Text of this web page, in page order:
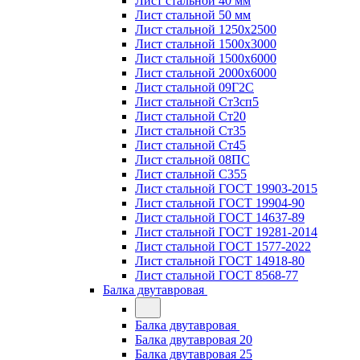
Лист стальной 50 мм
Лист стальной 1250х2500
Лист стальной 1500х3000
Лист стальной 1500х6000
Лист стальной 2000х6000
Лист стальной 09Г2С
Лист стальной Ст3сп5
Лист стальной Ст20
Лист стальной Ст35
Лист стальной Ст45
Лист стальной 08ПС
Лист стальной С355
Лист стальной ГОСТ 19903-2015
Лист стальной ГОСТ 19904-90
Лист стальной ГОСТ 14637-89
Лист стальной ГОСТ 19281-2014
Лист стальной ГОСТ 1577-2022
Лист стальной ГОСТ 14918-80
Лист стальной ГОСТ 8568-77
Балка двутавровая
Балка двутавровая
Балка двутавровая 20
Балка двутавровая 25